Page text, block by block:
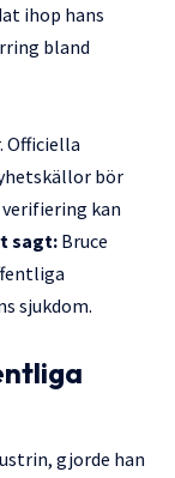
ihop hans
bland
bör
kan
sagt:Bruce
sjukdom.
gjorde han